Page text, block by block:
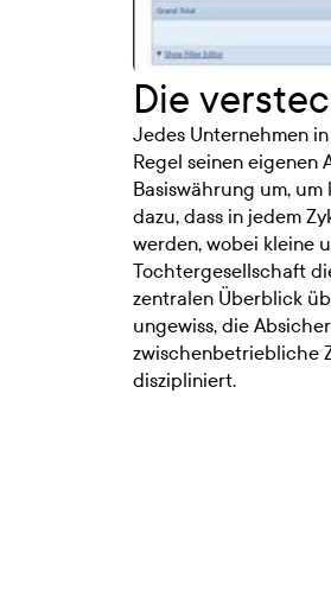
Die
Jedes Unternehmen
Regel seinen eigenen
Basiswährung um,
dazu, dass in jedem
werden, wobei kleine
Tochtergesellschaft
zentralen Überblick
ungewiss, die
zwischenbetriebliche
diszipliniert.